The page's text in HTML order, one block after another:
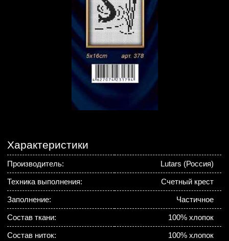
Характеристики
Производитель: Lutars (Россия)
Техника выполнения: Счетный крест
Заполнение: Частичное
Состав ткани: 100% хлопок
Состав ниток: 100% хлопок